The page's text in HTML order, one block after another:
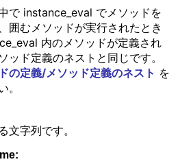
で instance_eval でメソッドを
囲むメソッドが実行されたとき
内のメソッドが定義され
ッド定義のネストと同じです。
の定義/メソッド定義のネスト を
。
文字列です。